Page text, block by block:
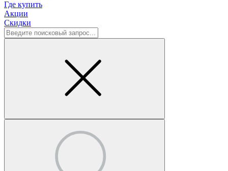
Где купить
Акции
Скидки